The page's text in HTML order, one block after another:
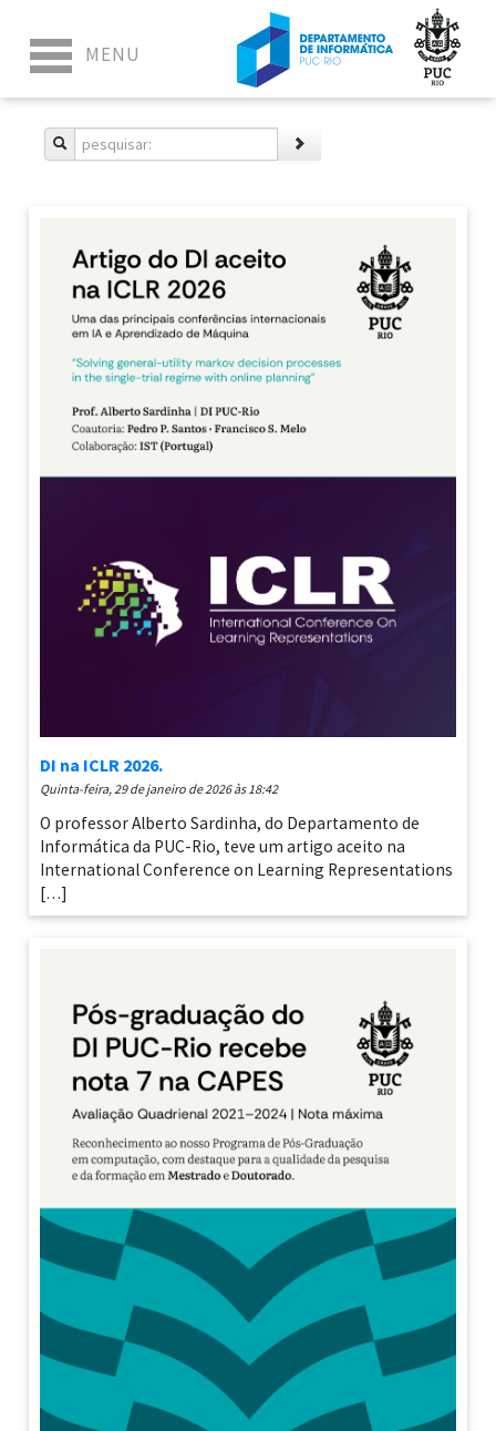
DI na ICLR 2026.
quinta-feira, 29 de janeiro de 2026 às 18:42
O professor Alberto Sardinha, do Departamento de
Informática da PUC-Rio, teve um artigo aceito na
International Conference on Learning Representations
[…]